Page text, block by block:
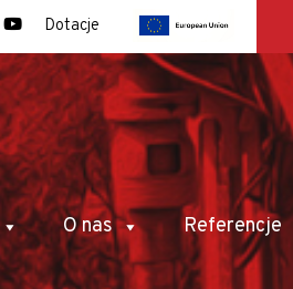
Dotacje
O nas Referencje